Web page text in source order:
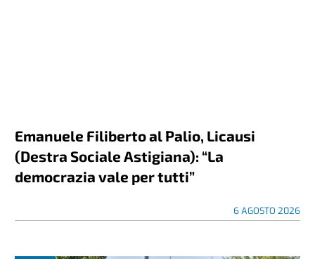
Emanuele Filiberto al Palio, Licausi
(Destra Sociale Astigiana): “La
democrazia vale per tutti”
6 AGOSTO 2026